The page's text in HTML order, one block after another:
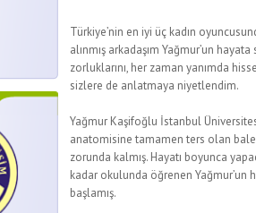
Türkiye’nin en iyi üç kadın
alınmış arkadaşım Yağmur’un
zorluklarını, her zaman yanımda
sizlere de anlatmaya niyetlendim.
Yağmur Kaşifoğlu İstanbul
anatomisine tamamen ters olan bale
zorunda kalmış. Hayatı boyunca
kadar okulunda öğrenen Yağmur’un
başlamış.